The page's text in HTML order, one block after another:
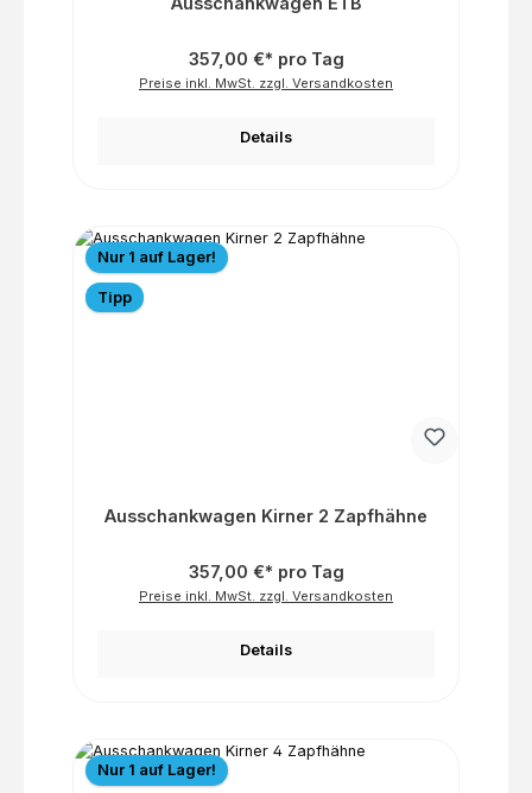
357,00 €* pro Tag
Preise inkl. MwSt. zzgl. Versandkosten
Details
Nur 1 auf Lager!
Tipp
Ausschankwagen Kirner 2 Zapfhähne
357,00 €* pro Tag
Preise inkl. MwSt. zzgl. Versandkosten
Details
Nur 1 auf Lager!